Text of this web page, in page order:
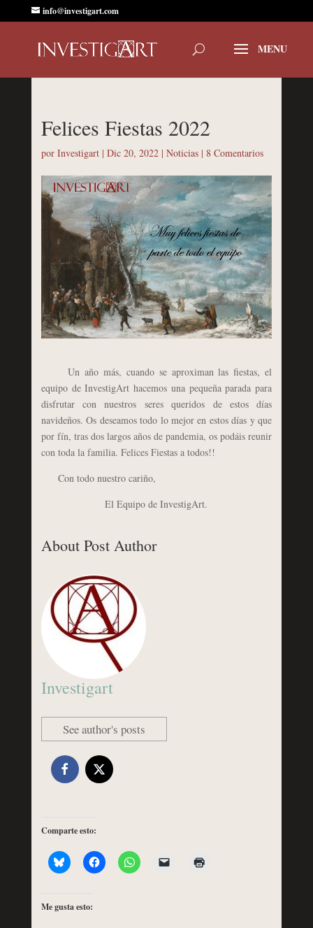
info@investigart.com
Felices Fiestas 2022
por Investigart| Dic 20, 2022| Noticias| 8 Comentarios
Un año más, cuando se aproximan las fiestas, el
equipo de InvestigArt hacemos una pequeña parada para
disfrutar con nuestros seres queridos de estos días
navideños. Os deseamos todo lo mejor en estos días y que
por fín, tras dos largos años de pandemia, os podáis reunir
con toda la familia. Felices Fiestas a todos!!
Con todo nuestro cariño,
El Equipo de InvestigArt.
About Post Author
Investigart
See author's posts
Comparte esto:
Me gusta esto: